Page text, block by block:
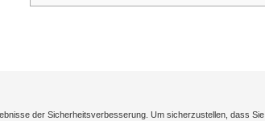
der Sicherheitsverbesserung. Um sicherzustellen, dass Sie